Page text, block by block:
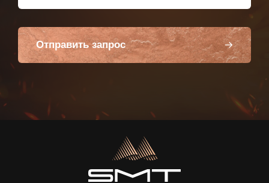
Отправить запрос
Пользуясь данной формой вы соглашаетесь с политикой компании